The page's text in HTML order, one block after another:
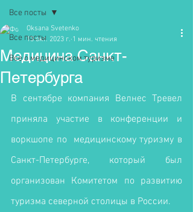
Все посты
Все о медицинском туризме
Все посты
Медицина Санкт-
Петербурга
Oksana Svetenko
13 окт. 2023 г. 1 мин. чтения
В сентябре компания Велнес Тревел
приняла участие в конференции и
воркшопе по  медицинскому туризму в
Санкт-Петербурге, который был
организован Комитетом по развитию
туризма северной столицы в России.